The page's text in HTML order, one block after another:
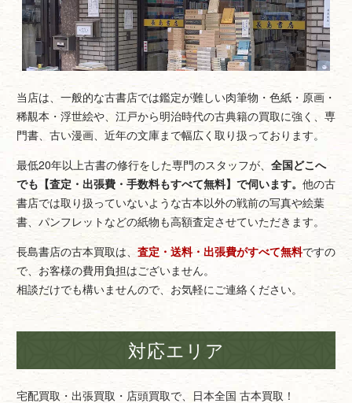
当店は、一般的な古書店では鑑定が難しい肉筆物・色紙・原画・
稀覯本・浮世絵や、江戸から明治時代の古典籍の買取に強く、専
門書、古い漫画、近年の文庫まで幅広く取り扱っております。
最低20年以上古書の修行をした専門のスタッフが、 全国どこへ
でも【査定・出張費・手数料もすべて無料】で伺います。 他の古
書店では取り扱っていないような古本以外の戦前の写真や絵葉
書、パンフレットなどの紙物も高額査定させていただきます。
長島書店の古本買取は、 査定・送料・出張費がすべて無料ですの
で、お客様の費用負担はございません。
相談だけでも構いませんので、お気軽にご連絡ください。
対応エリア
宅配買取・出張買取・店頭買取で、日本全国 古本買取！